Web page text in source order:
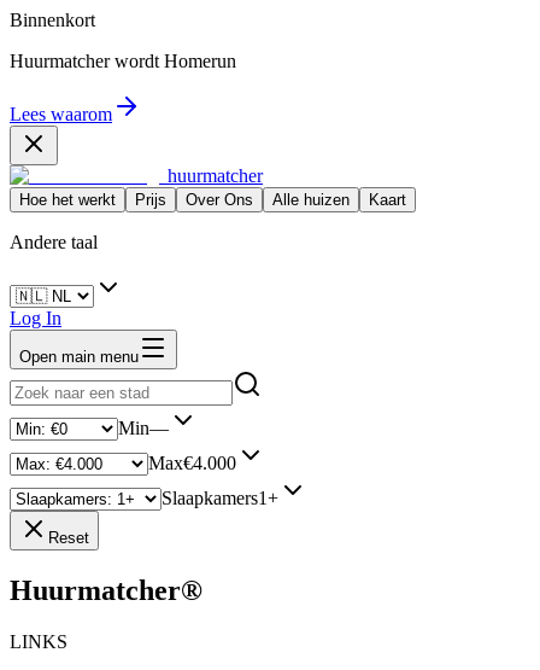
Binnenkort
Huurmatcher wordt Homerun
Lees waarom
huurmatcher
Hoe het werkt Prijs Over Ons Alle huizen Kaart
Andere taal
Log In
Open main menu
Min—
Max€4.000
Slaapkamers1+
Reset
Huurmatcher®
LINKS